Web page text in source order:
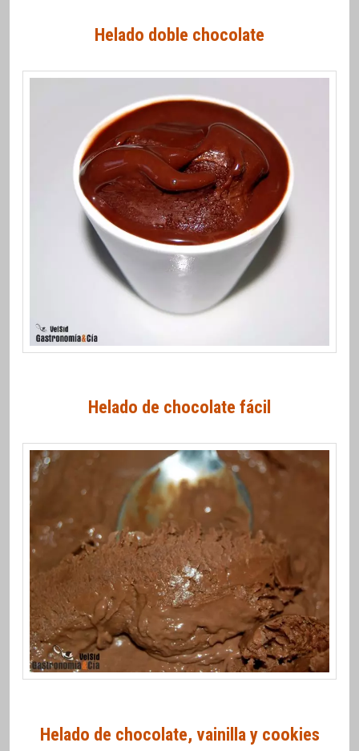
Helado doble chocolate
Helado de chocolate fácil
Helado de chocolate, vainilla y cookies